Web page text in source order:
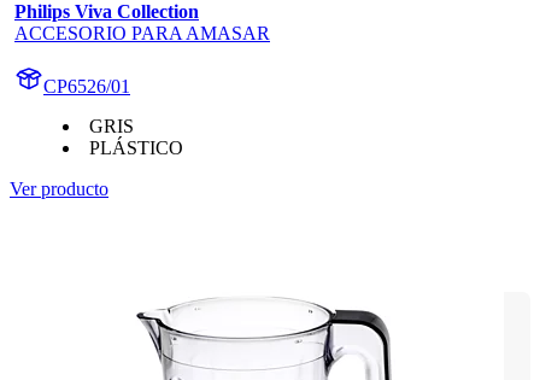
Philips Viva Collection
ACCESORIO PARA AMASAR
CP6526/01
GRIS
PLÁSTICO
Ver producto